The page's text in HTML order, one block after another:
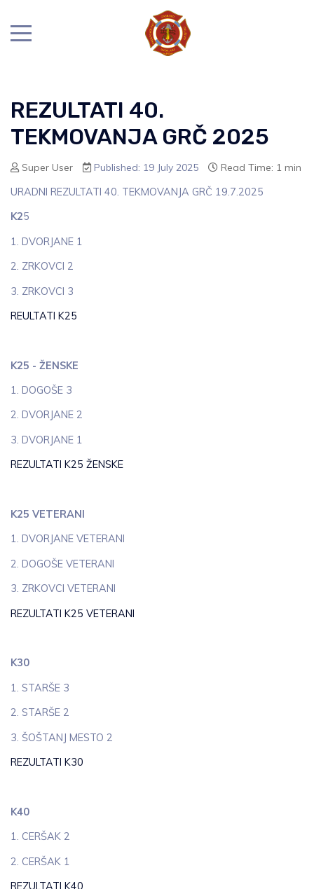
REZULTATI 40.
TEKMOVANJA GRČ 2025
Super User Published: 19 July 2025
Read Time: 1 min
URADNI REZULTATI 40. TEKMOVANJA GRČ 19.7.2025
K25
1. DVORJANE 1
2. ZRKOVCI 2
3. ZRKOVCI 3
REULTATI K25
K25 - ŽENSKE
1. DOGOŠE 3
2. DVORJANE 2
3. DVORJANE 1
REZULTATI K25 ŽENSKE
K25 VETERANI
1. DVORJANE VETERANI
2. DOGOŠE VETERANI
3. ZRKOVCI VETERANI
REZULTATI K25 VETERANI
K30
1. STARŠE 3
2. STARŠE 2
3. ŠOŠTANJ MESTO 2
REZULTATI K30
K40
1. CERŠAK 2
2. CERŠAK 1
REZULTATI K40